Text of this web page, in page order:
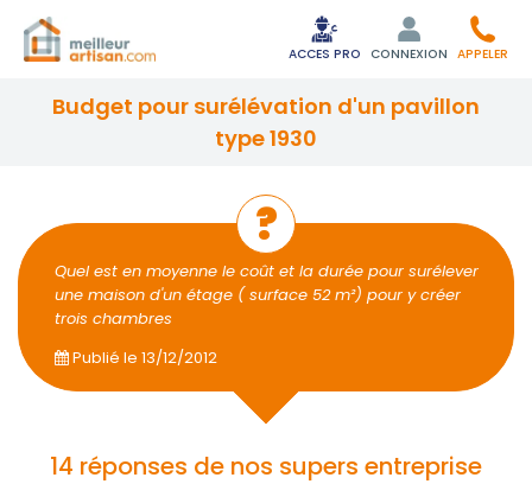
ACCES PRO CONNEXION APPELER
budget pour surélévation d'un pavillon
type 1930
Quel est en moyenne le coût et la durée pour surélever
une maison d'un étage ( surface 52 m²) pour y créer
trois chambres
Publié le 13/12/2012
14 réponses de nos supers entreprise